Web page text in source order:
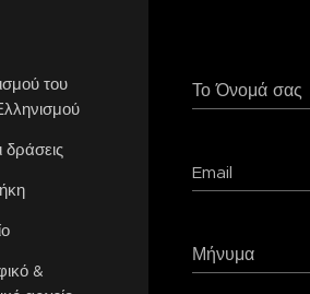
του
δράσεις
&
Το Όνομά σας
Email
Μήνυμα